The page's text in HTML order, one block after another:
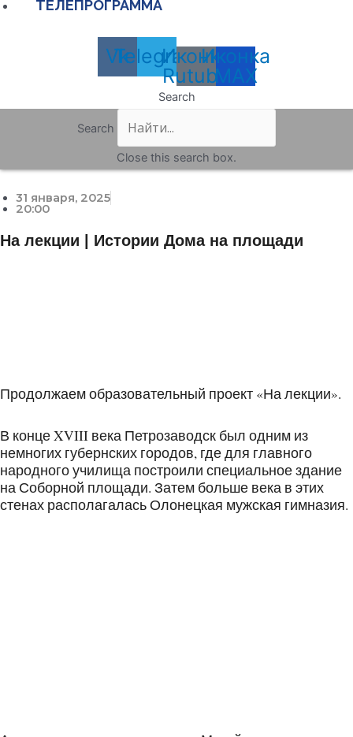
ТЕЛЕПРОГРАММА
Vk
Telegram
Иконка
Rutube
Иконка
MAX
Search
Search
Close this search box.
31 января, 2025
20:00
На лекции | Истории Дома на площади
Продолжаем образовательный проект «На лекции».
В конце XVIII века Петрозаводск был одним из
немногих губернских городов, где для главного
народного училища построили специальное здание
на Соборной площади. Затем больше века в этих
стенах располагалась Олонецкая мужская гимназия.